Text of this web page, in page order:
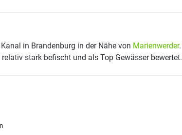
in Brandenburg in der Nähe von Marienwerder.
stark befischt und als Top Gewässer bewertet.